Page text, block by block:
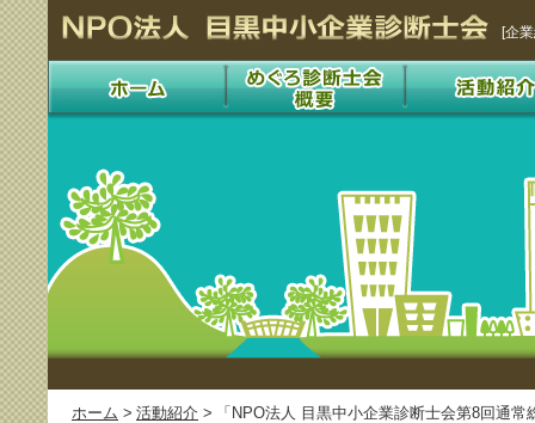
[企
ホーム > 活動紹介 > 「NPO法人 目黒中小企業診断士会第8回通常